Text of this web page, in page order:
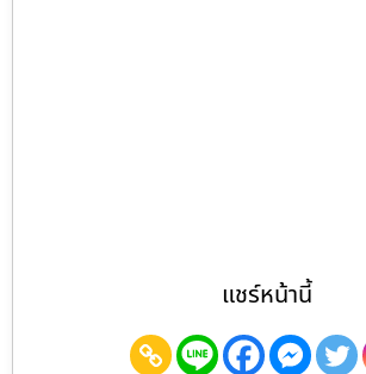
แชร์หน้านี้